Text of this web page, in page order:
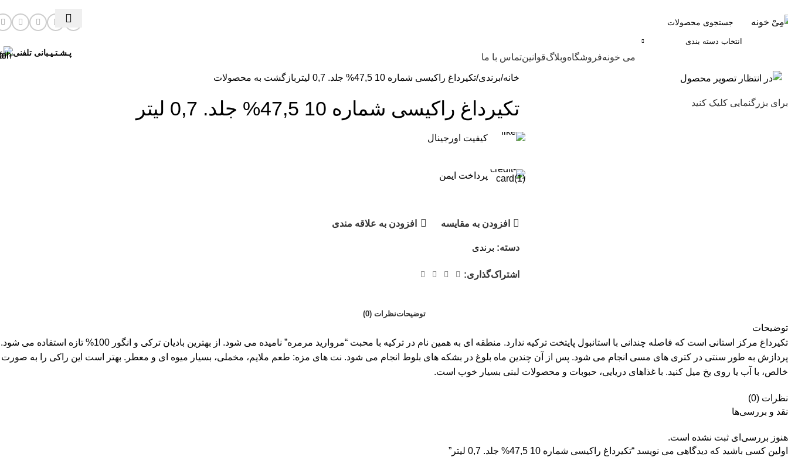
انتخاب دسته بندی
می خونهفروشگاهوبلاگقوانینتماس با ما پـشـتـیـبانی تلفنی
برای بزرگنمایی کلیک کنید
خانه برندی تکیرداغ راکیسی شماره 10 47,5% جلد. 0,7 لیتر بازگشت به محصولات
تکیرداغ راکیسی شماره 10 47,5% جلد. 0,7 لیتر
کیفیت اورجینال
پرداخت ایمن
افزودن به مقایسه افزودن به علاقه مندی
دسته: برندی
اشتراک‌گذاری:
توضیحاتنظرات (0)
توضیحات
تکیرداغ مرکز استانی است که فاصله چندانی با استانبول پایتخت ترکیه ندارد. منطقه ای به همین نام در ترکیه با محبت “مروارید مرمره” نامیده می شود. از بهترین بادیان ترکی و انگور 100% تازه استفاده می شود.
پردازش به طور سنتی در کتری های مسی انجام می شود. پس از آن چندین ماه بلوغ در بشکه های بلوط انجام می شود. نت های مزه: طعم ملایم، مخملی، بسیار میوه ای و معطر. بهتر است این راکی ​​را به صورت
خالص، با آب یا روی یخ میل کنید. با غذاهای دریایی، حبوبات و محصولات لبنی بسیار خوب است.
نظرات (0)
نقد و بررسی‌ها
هنوز بررسی‌ای ثبت نشده است.
اولین کسی باشید که دیدگاهی می نویسد “تکیرداغ راکیسی شماره 10 47,5% جلد. 0,7 لیتر”